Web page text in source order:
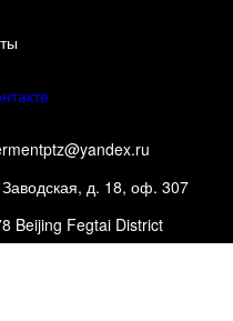
д. 18, оф. 307
Beijing Fegtai District